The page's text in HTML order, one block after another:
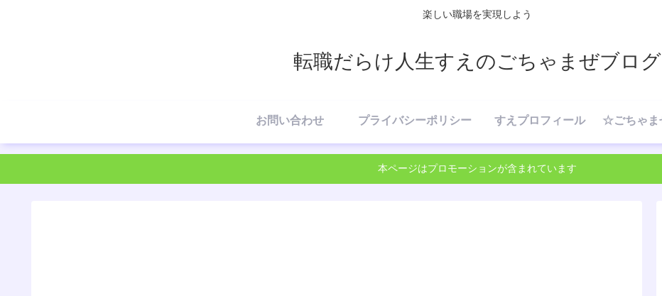
楽しい職場を実現しよう
転職だらけ人生すえのごちゃまぜブログ
お問い合わせ プライバシーポリシー すえプロフィール
本ページはプロモーションが含まれています